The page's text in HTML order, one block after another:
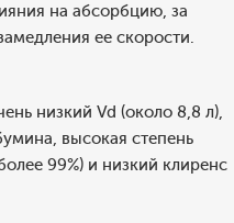
на абсорбцию, за
ее скорости.
низкий Vd (около 8,8 л),
высокая степень
99%) и низкий клиренс